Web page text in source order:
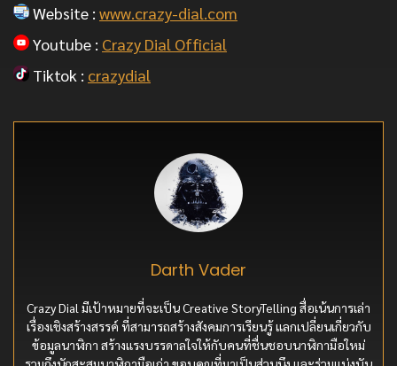
Website : www.crazy-dial.com
Youtube : Crazy Dial Official
Tiktok : crazydial
Darth Vader
Crazy Dial มีเป้าหมายที่จะเป็น Creative StoryTelling สื่อเน้นการเล่า
เรื่องเชิงสร้างสรรค์ ที่สามารถสร้างสังคมการเรียนรู้ แลกเปลี่ยนเกี่ยวกับ
ข้อมูลนาฬิกา สร้างแรงบรรดาลใจให้กับคนที่ชื่นชอบนาฬิกามือใหม่